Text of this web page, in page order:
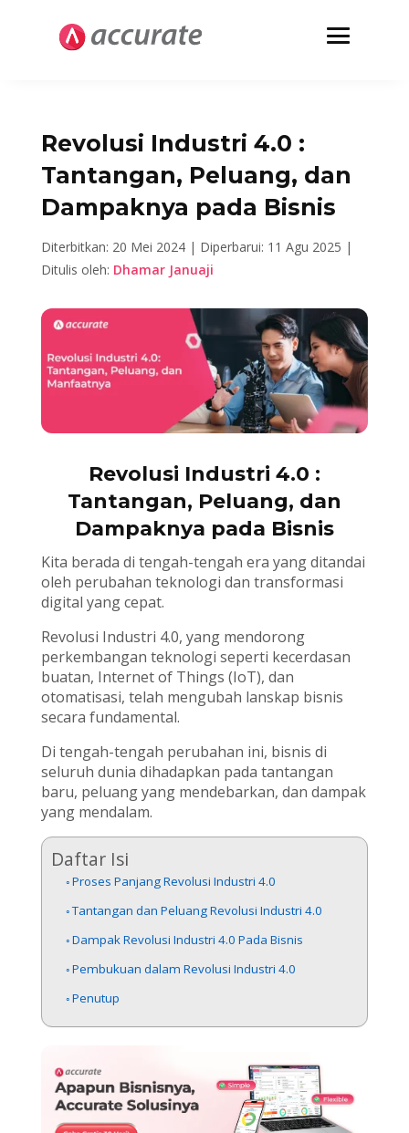
Revolusi Industri 4.0 :
Tantangan, Peluang, dan
Dampaknya pada Bisnis
Diterbitkan: 20 Mei 2024 | Diperbarui: 11 Agu 2025 |
Ditulis oleh: Dhamar Januaji
Revolusi Industri 4.0 :
Tantangan, Peluang, dan
Dampaknya pada Bisnis
Kita berada di tengah-tengah era yang ditandai
oleh perubahan teknologi dan transformasi
digital yang cepat.
Revolusi Industri 4.0, yang mendorong
perkembangan teknologi seperti kecerdasan
buatan, Internet of Things (IoT), dan
otomatisasi, telah mengubah lanskap bisnis
secara fundamental.
Di tengah-tengah perubahan ini, bisnis di
seluruh dunia dihadapkan pada tantangan
baru, peluang yang mendebarkan, dan dampak
yang mendalam.
Daftar Isi
Proses Panjang Revolusi Industri 4.0
Tantangan dan Peluang Revolusi Industri 4.0
Dampak Revolusi Industri 4.0 Pada Bisnis
Pembukuan dalam Revolusi Industri 4.0
Penutup